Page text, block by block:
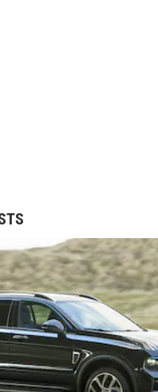
DE LYNK & CO 01
techniek en ruime
tegen gevestigde modellen
,Peugeot 3008,